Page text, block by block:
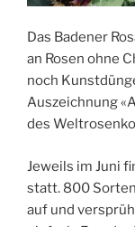
Das Badener
an Rosen ohne
noch
Auszeichnung
des
Jeweils im Juni
statt. 800
auf und